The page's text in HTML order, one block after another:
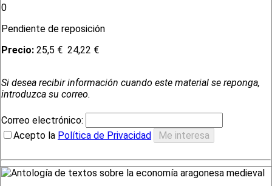
0
Pendiente de reposición
Precio: 25,5 € 24,22 €
Si desea recibir información cuando este material se reponga,
introduzca su correo.
Correo electrónico:
Acepto la Política de Privacidad